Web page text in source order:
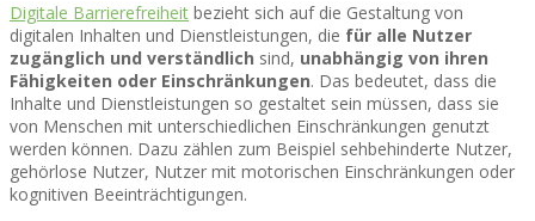
Digitale Barrierefreiheit bezieht sich auf die Gestaltung von
digitalen Inhalten und Dienstleistungen, die für alle Nutzer
zugänglich und verständlich sind, unabhängig von ihren
Fähigkeiten oder Einschränkungen. Das bedeutet, dass die
Inhalte und Dienstleistungen so gestaltet sein müssen, dass sie
von Menschen mit unterschiedlichen Einschränkungen genutzt
werden können. Dazu zählen zum Beispiel sehbehinderte Nutzer,
gehörlose Nutzer, Nutzer mit motorischen Einschränkungen oder
kognitiven Beeinträchtigungen.